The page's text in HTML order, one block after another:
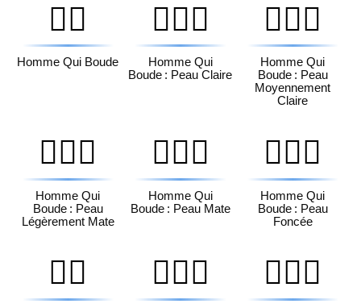
🙎‍♂️
Homme Qui Boude
🙎🏻‍♂️
Homme Qui
Boude : Peau Claire
🙎🏼‍♂️
Homme Qui
Boude : Peau
Moyennement
Claire
🙎🏽‍♂️
Homme Qui
Boude : Peau
Légèrement Mate
🙎🏾‍♂️
Homme Qui
Boude : Peau Mate
🙎🏿‍♂️
Homme Qui
Boude : Peau
Foncée
🙎‍♀️ 🙎🏻‍♀️ 🙎🏼‍♀️